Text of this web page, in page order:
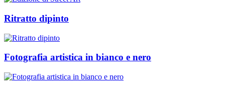
Ritratto dipinto
Fotografia artistica in bianco e nero